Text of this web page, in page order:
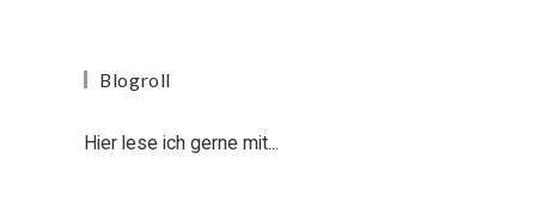
Blogroll
Hier lese ich gerne mit...